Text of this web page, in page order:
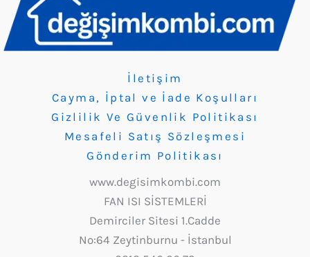
İletişim
Cayma, İptal ve İade Koşulları
Gizlilik Ve Güvenlik Politikası
Mesafeli Satış Sözleşmesi
Gönderim Politikası
www.degisimkombi.com
FAN ISI SİSTEMLERİ
Demirciler Sitesi 1.Cadde
No:64 Zeytinburnu - İstanbul